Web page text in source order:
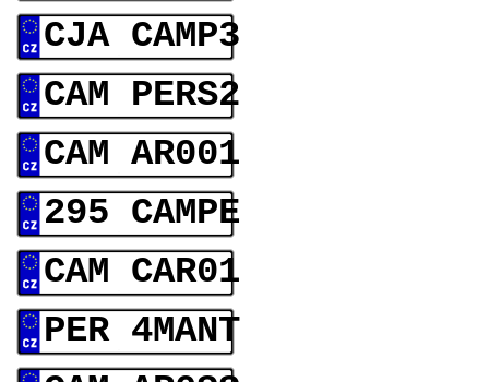
CJA CAMP3
CAM PERS2
CAM AR001
295 CAMPE
CAM CAR01
PER 4MANT